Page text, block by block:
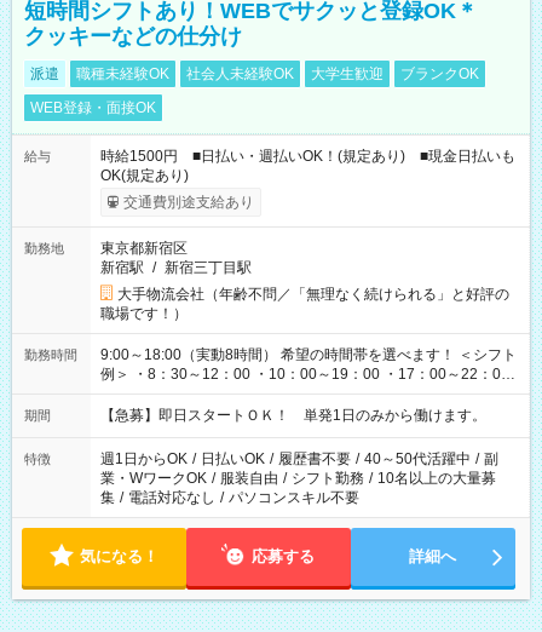
短時間シフトあり！WEBでサクッと登録OK＊
クッキーなどの仕分け
派遣 職種未経験OK 社会人未経験OK 大学生歓迎
ブランクOK
WEB登録・面接OK
給与
時給1500円 ■日払い・週払いOK！(規定あり) ■現金日払いも
OK(規定あり)
交通費別途支給あり
勤務地
東京都新宿区
新宿駅 / 新宿三丁目駅
大手物流会社（年齢不問／「無理なく続けられる」と好評の
職場です！）
勤務時間
9:00～18:00（実動8時間） 希望の時間帯を選べます！ ＜シフト
例＞ ・8：30～12：00 ・10：00～19：00 ・17：00～22：00
・13：00～22：00 ・22：00～翌6：00 など
期間 【急募】即日スタートＯＫ！ 単発1日のみから働けます。
特徴 週1日からOK / 日払いOK / 履歴書不要 / 40～50代活躍中 / 副
業・WワークOK / 服装自由 / シフト勤務 / 10名以上の大量募
集 / 電話対応なし / パソコンスキル不要
気になる！ 応募する 詳細へ